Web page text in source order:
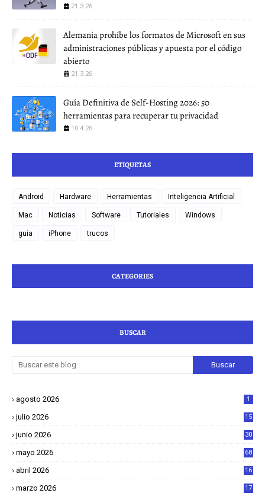
21.3.26
Alemania prohíbe los formatos de Microsoft en sus
administraciones públicas y apuesta por el código
abierto
21.3.26
Guía Definitiva de Self-Hosting 2026: 50
herramientas para recuperar tu privacidad
10.4.26
ETIQUETAS
Android Hardware Herramientas Inteligencia Artificial
Mac Noticias Software Tutoriales Windows
guia iPhone trucos
CATEGORIES
BUSCAR
agosto 2026 1
julio 2026 15
junio 2026 30
mayo 2026 68
abril 2026
16
marzo 2026
17